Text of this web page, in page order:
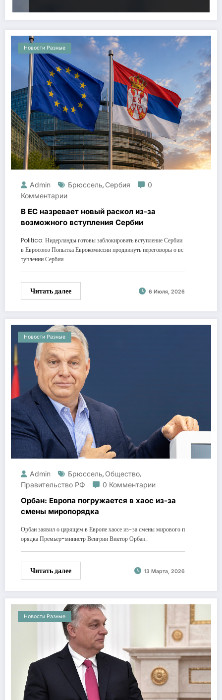
Новости Разные
Admin Брюссель, Сербия
0
Комментарии
В ЕС назревает новый раскол из-за
возможного вступления Сербии
Politico: Нидерланды готовы заблокировать вступление Сербии
в Евросоюз Попытка Еврокомиссии продвинуть переговоры о вс
туплении Сербии…
Читать далее 6 Июля, 2026
Новости Разные
Admin Брюссель, Общество,
Правительство РФ
0 Комментарии
Орбан: Европа погружается в хаос из-за
смены миропорядка
Орбан заявил о царящем в Европе хаосе из-за смены мирового п
орядка Премьер-министр Венгрии Виктор Орбан…
Читать далее 13 Марта, 2026
Новости Разные